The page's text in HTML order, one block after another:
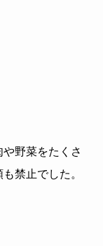
野菜をたくさ
禁止でした。